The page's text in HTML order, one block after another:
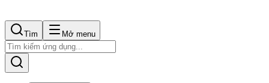
Tìm Mở menu